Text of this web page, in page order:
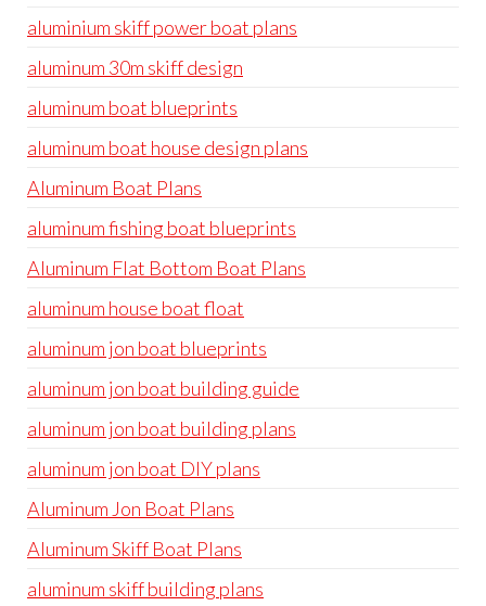
aluminium skiff power boat plans
aluminum 30m skiff design
aluminum boat blueprints
aluminum boat house design plans
Aluminum Boat Plans
aluminum fishing boat blueprints
Aluminum Flat Bottom Boat Plans
aluminum house boat float
aluminum jon boat blueprints
aluminum jon boat building guide
aluminum jon boat building plans
aluminum jon boat DIY plans
Aluminum Jon Boat Plans
Aluminum Skiff Boat Plans
aluminum skiff building plans